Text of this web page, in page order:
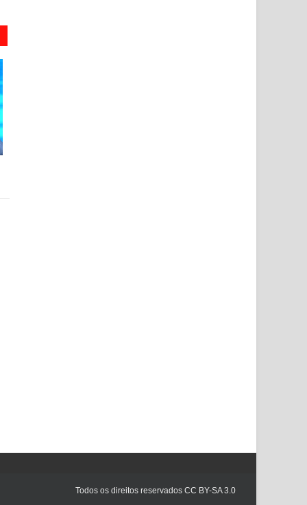
Todos os direitos reservados CC BY-SA 3.0